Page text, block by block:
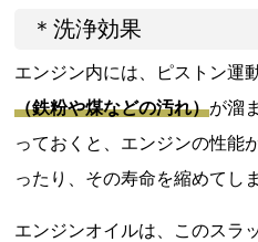
＊洗浄効果
エンジン内には、ピストン運
（鉄粉や煤などの汚れ）が溜
っておくと、エンジンの性能
ったり、その寿命を縮めてし
エンジンオイルは、このスラ